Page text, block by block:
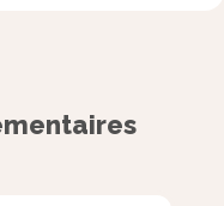
déclare la